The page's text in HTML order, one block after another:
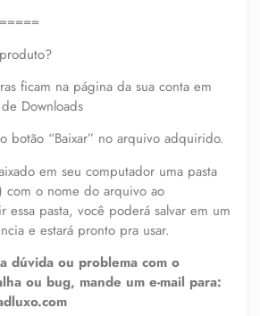
ficam na página da sua conta em
Downloads
botão “Baixar” no arquivo adquirido.
em seu computador uma pasta
com o nome do arquivo ao
essa pasta, você poderá salvar em um
e estará pronto pra usar.
dúvida ou problema com o
ou bug, mande um e-mail para: